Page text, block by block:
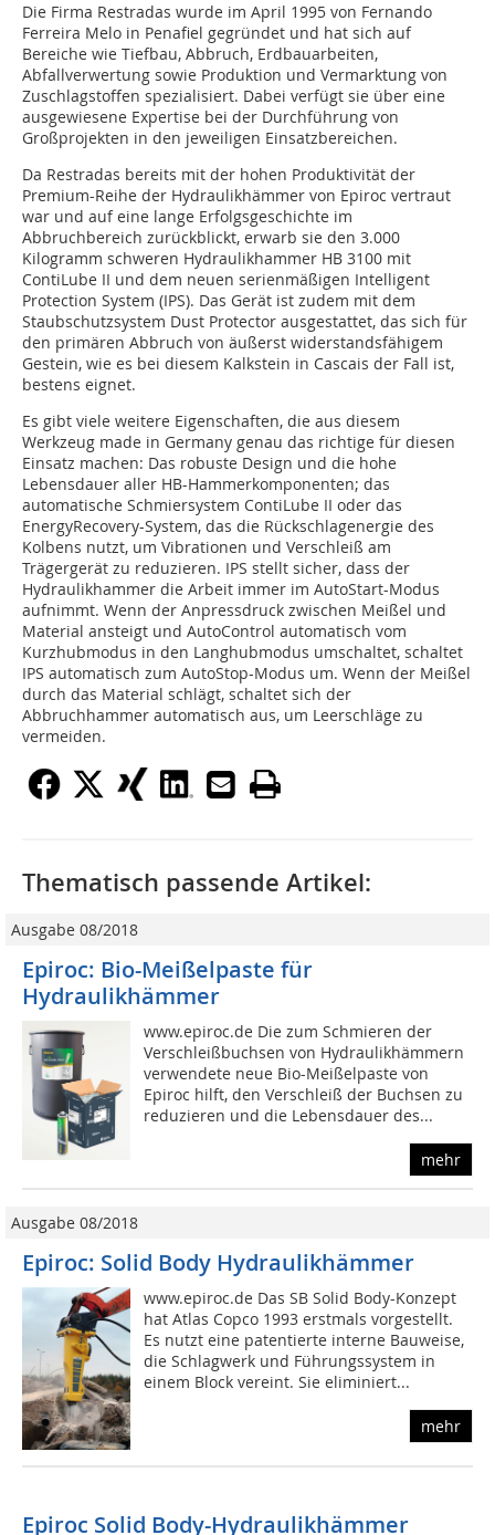
Die Firma Restradas wurde im April 1995 von Fernando
Ferreira Melo in Penafiel gegründet und hat sich auf
Bereiche wie Tiefbau, Abbruch, Erdbauarbeiten,
Abfallverwertung sowie Produktion und Vermarktung von
Zuschlagstoffen spezialisiert. Dabei verfügt sie über eine
ausgewiesene Expertise bei der Durchführung von
Großprojekten in den jeweiligen Einsatzbereichen.
Da Restradas bereits mit der hohen Produktivität der
Premium-Reihe der Hydraulikhämmer von Epiroc vertraut
war und auf eine lange Erfolgsgeschichte im
Abbruchbereich zurückblickt, erwarb sie den 3.000
Kilogramm schweren Hydraulikhammer HB 3100 mit
ContiLube II und dem neuen serienmäßigen Intelligent
Protection System (IPS). Das Gerät ist zudem mit dem
Staubschutzsystem Dust Protector ausgestattet, das sich für
den primären Abbruch von äußerst widerstandsfähigem
Gestein, wie es bei diesem Kalkstein in Cascais der Fall ist,
bestens eignet.
Es gibt viele weitere Eigenschaften, die aus diesem
Werkzeug made in Germany genau das richtige für diesen
Einsatz machen: Das robuste Design und die hohe
Lebensdauer aller HB-Hammerkomponenten; das
automatische Schmiersystem ContiLube II oder das
EnergyRecovery-System, das die Rückschlagenergie des
Kolbens nutzt, um Vibrationen und Verschleiß am
Trägergerät zu reduzieren. IPS stellt sicher, dass der
Hydraulikhammer die Arbeit immer im AutoStart-Modus
aufnimmt. Wenn der Anpressdruck zwischen Meißel und
Material ansteigt und AutoControl automatisch vom
Kurzhubmodus in den Langhubmodus umschaltet, schaltet
IPS automatisch zum AutoStop-Modus um. Wenn der Meißel
durch das Material schlägt, schaltet sich der
Abbruchhammer automatisch aus, um Leerschläge zu
vermeiden.
Thematisch passende Artikel:
Ausgabe 08/2018
Epiroc: Bio-Meißelpaste für
Hydraulikhämmer
www.epiroc.de Die zum Schmieren der
Verschleißbuchsen von Hydraulikhämmern
verwendete neue Bio-Meißelpaste von
Epiroc hilft, den Verschleiß der Buchsen zu
reduzieren und die Lebensdauer des...
mehr
Ausgabe 08/2018
Epiroc: Solid Body Hydraulikhämmer
www.epiroc.de Das SB Solid Body-Konzept
hat Atlas Copco 1993 erstmals vorgestellt.
Es nutzt eine patentierte interne Bauweise,
die Schlagwerk und Führungssystem in
einem Block vereint. Sie eliminiert...
mehr
Epiroc Solid Body-Hydraulikhämmer